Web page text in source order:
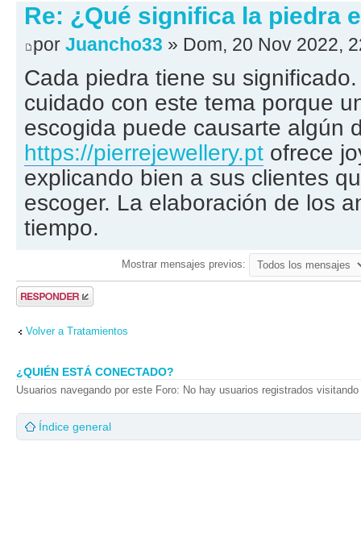
Re: ¿Qué significa la piedra
por Juancho33 » Dom, 20 Nov 2022,
Cada piedra tiene su
cuidado con este tema porque
escogida puede causarte algún
https://pierrejewellery.pt ofrece
explicando bien a sus clientes
escoger. La elaboración de los
tiempo.
Mostrar mensajes previos:
Publicar una
respuesta
Volver a Tratamientos
¿QUIÉN ESTÁ CONECTADO?
Usuarios navegando por este Foro: No hay usuarios registrados
Índice general